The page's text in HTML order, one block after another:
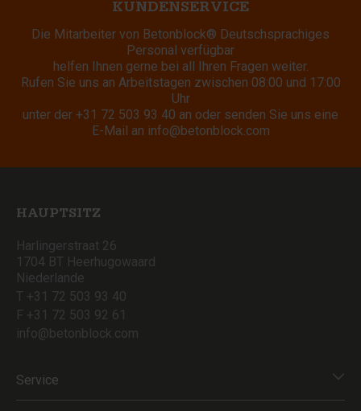
KUNDENSERVICE
Die Mitarbeiter von Betonblock® Deutschsprachiges
Personal verfügbar
helfen Ihnen gerne bei all Ihren Fragen weiter.
Rufen Sie uns an Arbeitstagen zwischen 08:00 und 17:00
Uhr
unter der +31 72 503 93 40 an oder senden Sie uns eine
E-Mail an info@betonblock.com
HAUPTSITZ
Harlingerstraat 26
1704 BT Heerhugowaard
Niederlande
T +31 72 503 93 40
F +31 72 503 92 61
info@betonblock.com
Service